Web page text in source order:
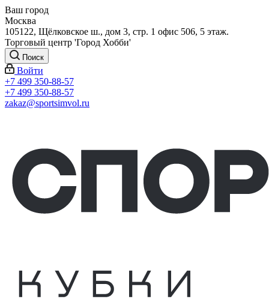
Ваш город
Москва
105122, Щёлковское ш., дом 3, стр. 1 офис 506, 5 этаж.
Торговый центр 'Город Хобби'
Поиск
Войти
+7 499 350-88-57
+7 499 350-88-57
zakaz@sportsimvol.ru